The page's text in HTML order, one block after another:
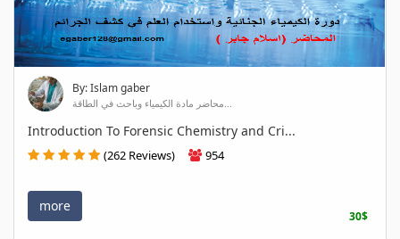
By: Islam gaber
محاضر مادة الكيمياء وباحث في الطاقة...
Introduction To Forensic Chemistry and Cri...
(262 Reviews) 954
more
30$